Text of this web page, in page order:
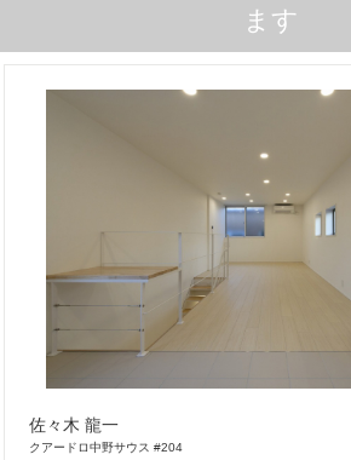
ます
佐々木 龍一
クアードロ中野サウス #204